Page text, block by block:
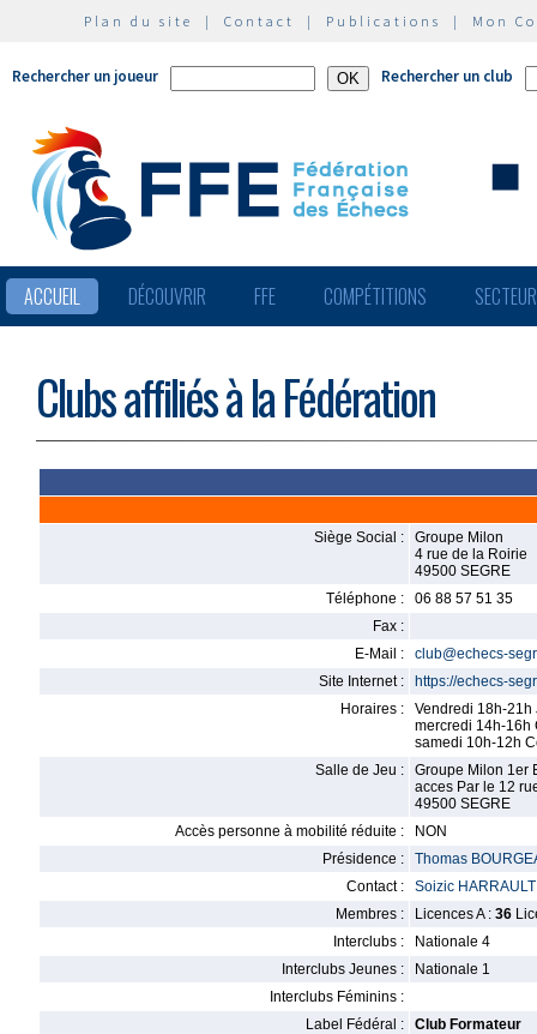
Plan du site | Contact | Publications | Mon
Rechercher un joueur Rechercher un club
ACCUEIL DÉCOUVRIR FFE COMPÉTITIONS
Clubs affiliés à la Fédération
Siège Social :
Groupe Milon
4 rue de la Roirie
49500 SEGRE
Téléphone :
06 88 57 51 35
Fax :
E-Mail :
club@echecs-
Site Internet :
https://echecs-
Horaires :
Vendredi 18h-21h
mercredi 14h-16h
samedi 10h-12h
Salle de Jeu :
Groupe Milon 1er
acces Par le 12
49500 SEGRE
Accès personne à mobilité réduite :
NON
Présidence :
Thomas
Contact :
Soizic HARRAULT
Membres :
Licences A : 36
Interclubs :
Nationale 4
Interclubs Jeunes :
Nationale 1
Interclubs Féminins :
Label Fédéral :
Club Formateur